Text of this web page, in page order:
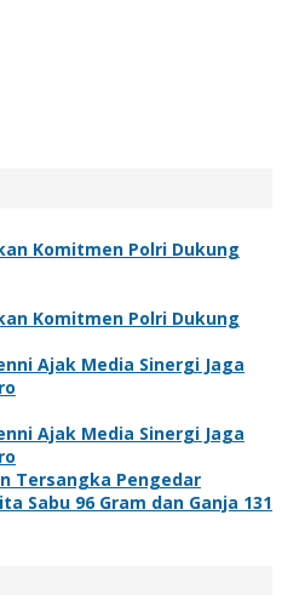
Komitmen Polri Dukung
Komitmen Polri Dukung
Ajak Media Sinergi Jaga
Ajak Media Sinergi Jaga
Tersangka Pengedar
Sabu 96 Gram dan Ganja 131